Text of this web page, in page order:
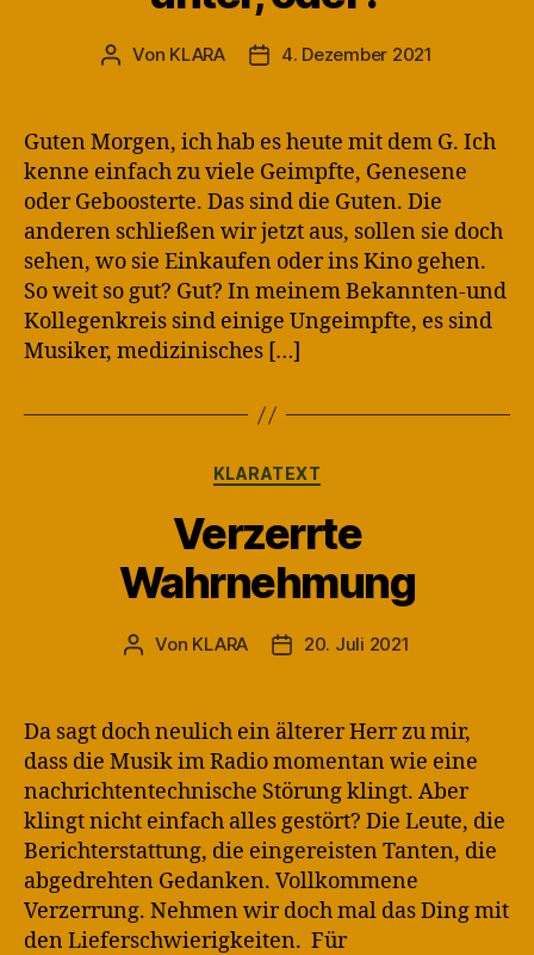
Beitragsautor
Von KLARA Veröffentlichungsdatum
4. Dezember 2021
Guten Morgen, ich hab es heute mit dem G. Ich
kenne einfach zu viele Geimpfte, Genesene
oder Geboosterte. Das sind die Guten. Die
anderen schließen wir jetzt aus, sollen sie doch
sehen, wo sie Einkaufen oder ins Kino gehen.
So weit so gut? Gut? In meinem Bekannten-und
Kollegenkreis sind einige Ungeimpfte, es sind
Musiker, medizinisches […]
Kategorien
KLARATEXT
Verzerrte
Wahrnehmung
Beitragsautor
Von KLARA Veröffentlichungsdatum
20. Juli 2021
Da sagt doch neulich ein älterer Herr zu mir,
dass die Musik im Radio momentan wie eine
nachrichtentechnische Störung klingt. Aber
klingt nicht einfach alles gestört? Die Leute, die
Berichterstattung, die eingereisten Tanten, die
abgedrehten Gedanken. Vollkommene
Verzerrung. Nehmen wir doch mal das Ding mit
den Lieferschwierigkeiten. Für